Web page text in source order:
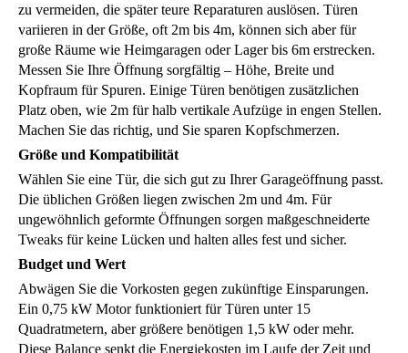
zu vermeiden, die später teure Reparaturen auslösen. Türen
variieren in der Größe, oft 2m bis 4m, können sich aber für
große Räume wie Heimgaragen oder Lager bis 6m erstrecken.
Messen Sie Ihre Öffnung sorgfältig – Höhe, Breite und
Kopfraum für Spuren. Einige Türen benötigen zusätzlichen
Platz oben, wie 2m für halb vertikale Aufzüge in engen Stellen.
Machen Sie das richtig, und Sie sparen Kopfschmerzen.
Größe und Kompatibilität
Wählen Sie eine Tür, die sich gut zu Ihrer Garageöffnung passt.
Die üblichen Größen liegen zwischen 2m und 4m. Für
ungewöhnlich geformte Öffnungen sorgen maßgeschneiderte
Tweaks für keine Lücken und halten alles fest und sicher.
Budget und Wert
Abwägen Sie die Vorkosten gegen zukünftige Einsparungen.
Ein 0,75 kW Motor funktioniert für Türen unter 15
Quadratmetern, aber größere benötigen 1,5 kW oder mehr.
Diese Balance senkt die Energiekosten im Laufe der Zeit und